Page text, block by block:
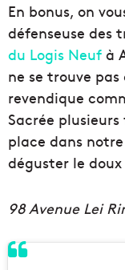
En bonus, on
défenseuse des
du Logis Neuf à
ne se trouve
revendique
Sacrée
place dans
déguster le
98 Avenue Lei